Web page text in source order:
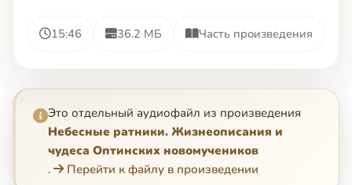
15:46 36.2 МБ Часть произведения
Это отдельный аудиофайл из произведения
Небесные ратники. Жизнеописания и
чудеса Оптинских новомучеников
.
Перейти к файлу в произведении